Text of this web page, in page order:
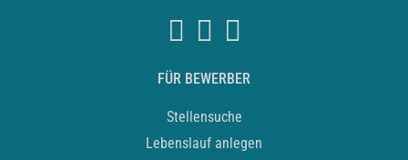
FÜR BEWERBER
Stellensuche
Lebenslauf anlegen